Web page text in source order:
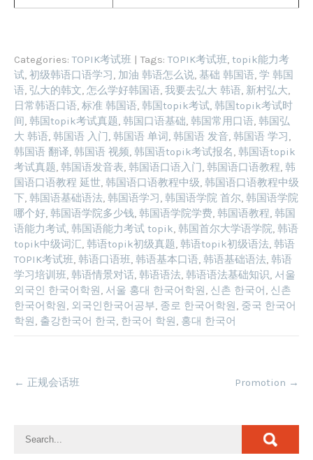
Categories:TOPIK考试班 | Tags:TOPIK考试班, topik能力考
试, 初级韩语口语学习, 加油 韩语怎么说, 基础 韩国语, 学 韩国
语, 弘大的韩文, 怎么学好韩国语, 我要去弘大 韩语, 新村弘大,
日常韩语口语, 标准 韩国语, 韩国topik考试, 韩国topik考试时
间, 韩国topik考试真题, 韩国口语基础, 韩国常用口语, 韩国弘
大 韩语, 韩国语 入门, 韩国语 单词 , 韩国语 发音, 韩国语 学习,
韩国语 翻译, 韩国语 视频, 韩国语topik考试报名, 韩国语topik
考试真题, 韩国语发音表, 韩国语口语入门, 韩国语口语教程, 韩
国语口语教程 延世, 韩国语口语教程中级, 韩国语口语教程中级
下, 韩国语基础语法, 韩国语学习, 韩国语学院 首尔, 韩国语学院
哪个好, 韩国语学院多少钱, 韩国语学院学费, 韩国语教程, 韩国
语能力考试, 韩国语能力考试 topik, 韩国首尔大学语学院, 韩语
topik中级词汇, 韩语topik初级真题, 韩语topik初级语法, 韩语
TOPIK考试班, 韩语口语班, 韩语基本口语, 韩语基础语法, 韩语
学习培训班, 韩语情景对话, 韩语语法, 韩语语法基础知识, 서울
외국인 한국어학원, 서울 홍대 한국어학원, 신촌 한국어, 신촌
한국어학원, 외국인한국어공부, 종로 한국어학원, 중국 한국어
학원, 출강한국어 한국, 한국어 학원, 홍대 한국어
navigation
← 正规会话班 Promotion →